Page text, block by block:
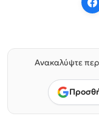
Ανακαλύψτε